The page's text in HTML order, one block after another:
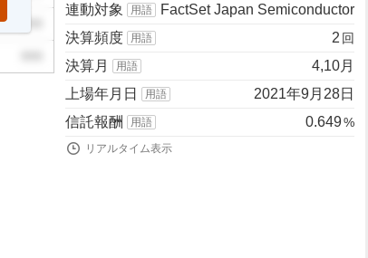
連動対象
用語
FactSet Japan Semiconductor
決算頻度
用語 2 回
決算月 用語
4,10月
上場年月日
用語
2021年9月28日
信託報酬
用語 0.649%
リアルタイム表示